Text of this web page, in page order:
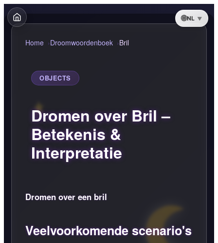
NL
Home Droomwoordenboek Bril
OBJECTS
Dromen over Bril –
Betekenis &
Interpretatie
Dromen over een bril
Veelvoorkomende scenario's